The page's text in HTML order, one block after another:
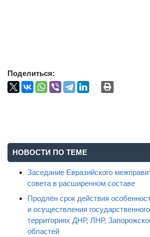
Поделиться:
НОВОСТИ ПО ТЕМЕ
Заседание Евразийского
совета в расширенном составе
Продлён срок действия
и осуществления
территориях ДНР, ЛНР,
областей